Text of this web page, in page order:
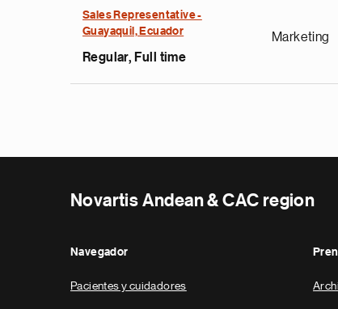
Sales Representative -
Guayaquil, Ecuador
Regular, Full time
Marketing
Novartis Andean & CAC region
Navegador
Pacientes y cuidadores